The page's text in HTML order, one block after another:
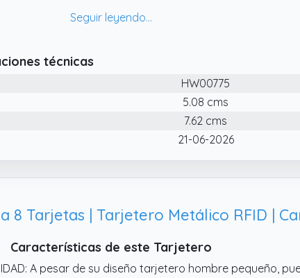
billetera mide solo 10 x 7 x 2.1 cm, pero puede contener
adapta discretamente a la silueta. Este tarjetero
el día a día, perfecto para un traje de negocios o un
exclusivos Elaborado con microfibra de alta calidad,
suave y su excepcional durabilidad. Esta cartera para
técnicas
HW00775
5.08 cms
7.62 cms
21-06-2026
Características de este Tarjetero
A pesar de su diseño tarjetero hombre pequeño,